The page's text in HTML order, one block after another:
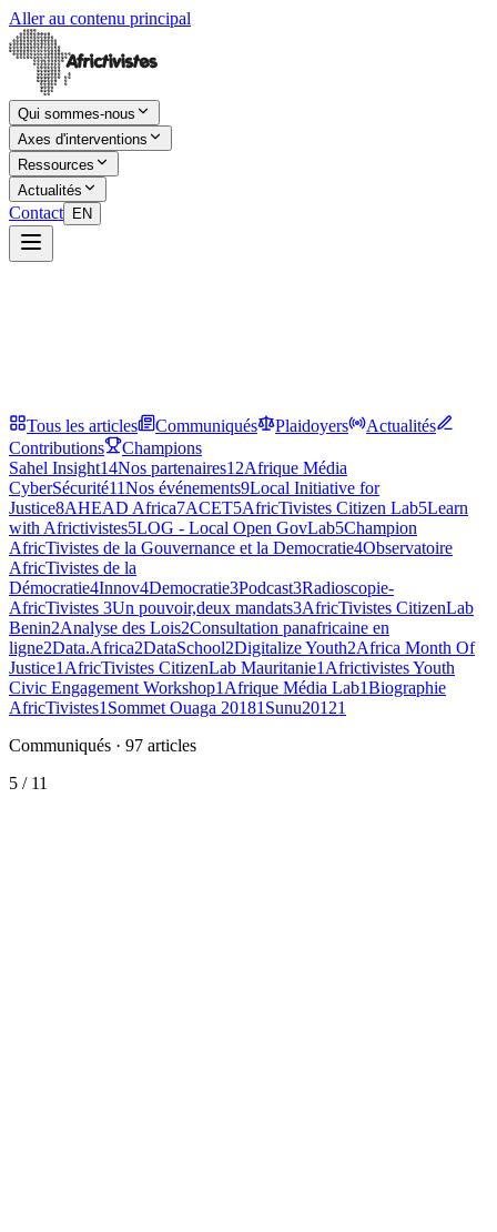
Aller au contenu principal
Qui sommes-nous
Axes d'interventions
Ressources
Actualités
Contact EN
Tous les articles Communiqués Plaidoyers
Actualités
Contributions
Champions
Sahel Insight14Nos partenaires12Afrique Média
CyberSécurité11Nos événements9Local Initiative for
Justice8AHEAD Africa7ACET5AfricTivistes Citizen Lab5Learn
with Africtivistes5LOG - Local Open GovLab5Champion
AfricTivistes de la Gouvernance et la Democratie4Observatoire
AfricTivistes de la
Démocratie4Innov4Democratie3Podcast3Radioscopie-
AfricTivistes 3Un pouvoir,deux mandats3AfricTivistes CitizenLab
Benin2Analyse des Lois2Consultation panafricaine en
ligne2Data.Africa2DataSchool2Digitalize Youth2Africa Month Of
Justice1 AfricTivistes CitizenLab Mauritanie1 Africtivistes Youth
Civic Engagement Workshop1 Afrique Média Lab1Biographie
AfricTivistes1 Sommet Ouaga 20181 Sunu20121
Communiqués · 97 articles
5 / 11